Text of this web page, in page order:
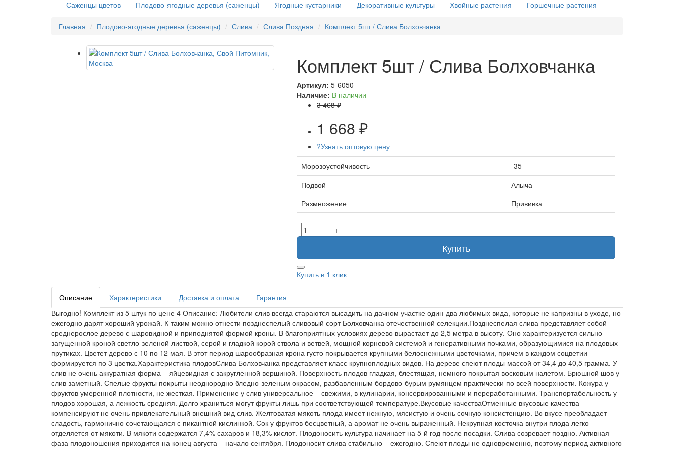
Саженцы цветов Плодово-ягодные деревья (саженцы) Ягодные кустарники Декоративные культуры Хвойные растения Горшечные растения
Главная Плодово-ягодные деревья (саженцы) Слива Слива Поздняя Комплект 5шт / Слива Болховчанка
Комплект 5шт / Слива Болховчанка
Артикул: 5-6050
Наличие: В наличии
3 468 ₽
1 668 ₽
?Узнать оптовую цену
Морозоустойчивость
-35
Подвой
Алыча
Размножение
Прививка
- +
Купить
Купить в 1 клик
Описание Характеристики Доставка и оплата
Гарантия
Выгодно! Комплект из 5 штук по цене 4 Описание: Любители слив всегда стараются высадить на дачном участке один-два любимых вида, которые не капризны в уходе, но
ежегодно дарят хороший урожай. К таким можно отнести позднеспелый сливовый сорт Болховчанка отечественной селекции.Позднеспелая слива представляет собой
среднерослое дерево с шаровидной и приподнятой формой кроны. В благоприятных условиях дерево вырастает до 2,5 метра в высоту. Оно характеризуется сильно
загущенной кроной светло-зеленой листвой, серой и гладкой корой ствола и ветвей, мощной корневой системой и генеративными почками, образующимися на плодовых
прутиках. Цветет дерево с 10 по 12 мая. В этот период шарообразная крона густо покрывается крупными белоснежными цветочками, причем в каждом соцветии
формируется по 3 цветка.Характеристика плодовСлива Болховчанка представляет класс крупноплодных видов. На дереве спеют плоды массой от 34,4 до 40,5 грамма. У
слив не очень аккуратная форма – яйцевидная с закругленной вершиной. Поверхность плодов гладкая, блестящая, немного покрытая восковым налетом. Брюшной шов у
слив заметный. Спелые фрукты покрыты неоднородно бледно-зеленым окрасом, разбавленным бордово-бурым румянцем практически по всей поверхности. Кожура у
фруктов умеренной плотности, не жесткая. Применение у слив универсальное – свежими, в кулинарии, консервированными и переработанными. Транспортабельность у
плодов хорошая, а лежкость средняя. Долго храниться могут фрукты лишь при соответствующей температуре.Вкусовые качестваОтменные вкусовые качества
компенсируют не очень привлекательный внешний вид слив. Желтоватая мякоть плода имеет нежную, мясистую и очень сочную консистенцию. Во вкусе преобладает
сладость, гармонично сочетающаяся с пикантной кислинкой. Сок у фруктов бесцветный, а аромат не очень выраженный. Некрупная косточка внутри плода легко
отделяется от мякоти. В мякоти содержатся 7,4% сахаров и 18,3% кислот. Плодоносить культура начинает на 5-й год после посадки. Слива созревает поздно. Активная
фаза плодоношения приходится на конец августа – начало сентября. Плодоносит слива стабильно – ежегодно. Спеют плоды не одновременно, поэтому период активного